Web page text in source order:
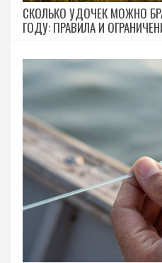
СКОЛЬКО УДОЧЕК МОЖНО
ГОДУ: ПРАВИЛА И